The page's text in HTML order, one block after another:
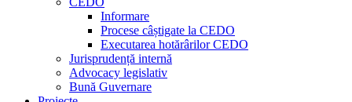
Informare
Procese câștigate la CEDO
Executarea hotărârilor CEDO
Jurisprudență internă
Advocacy legislativ
Bună Guvernare